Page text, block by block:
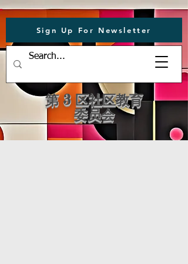
Sign Up For Newsletter
第 3 区社区教育
委员会